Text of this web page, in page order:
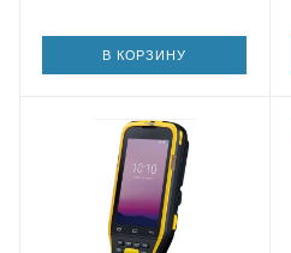
В КОРЗИНУ